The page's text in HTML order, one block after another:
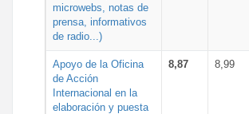
microwebs, notas de
prensa, informativos
de radio...)
Apoyo de la Oficina
de Acción
Internacional en la
elaboración y puesta
8,87 8,99